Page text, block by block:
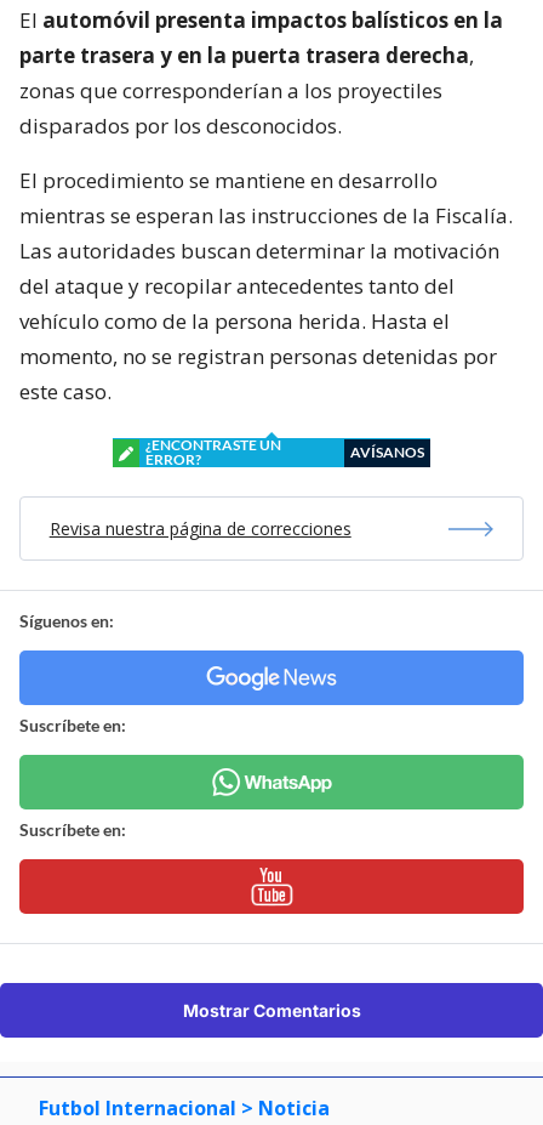
El automóvil presenta impactos balísticos en la
parte trasera y en la puerta trasera derecha,
zonas que corresponderían a los proyectiles
disparados por los desconocidos.
El procedimiento se mantiene en desarrollo
mientras se esperan las instrucciones de la Fiscalía.
Las autoridades buscan determinar la motivación
del ataque y recopilar antecedentes tanto del
vehículo como de la persona herida. Hasta el
momento, no se registran personas detenidas por
este caso.
¿ENCONTRASTE UN
ERROR?
AVÍSANOS
Revisa nuestra página de correcciones
Síguenos en:
Suscríbete en:
Suscríbete en:
Mostrar Comentarios
Futbol Internacional > Noticia